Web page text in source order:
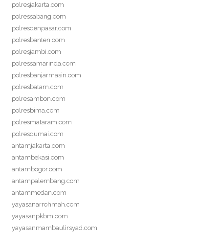
polresjakarta.com
polressabang.com
polresdenpasar.com
polresbanten.com
polresjambi.com
polressamarinda.com
polresbanjarmasin.com
polresbatam.com
polresambon.com
polresbima.com
polresmataram.com
polresdumai.com
antamjakarta.com
antambekasi.com
antambogor.com
antampalembang.com
antammedan.com
yayasanarrohmah.com
yayasanpkbm.com
yayasanmambaulirsyad.com